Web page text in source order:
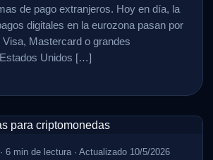
de pago extranjeros. Hoy en día, la
digitales en la eurozona pasan por
Mastercard o grandes
Unidos […]
· 6 min de lectura · Actualizado 10/5/2026